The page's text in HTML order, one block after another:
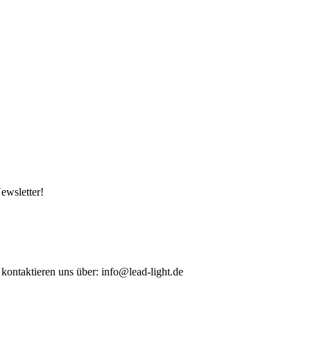
uns über: info@lead-light.de